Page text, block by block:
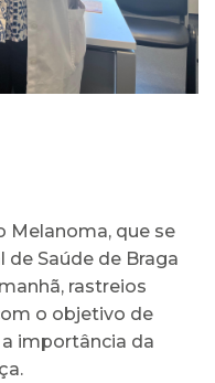
Melanoma, que se
de Saúde de Braga
rastreios
o objetivo de
importância da